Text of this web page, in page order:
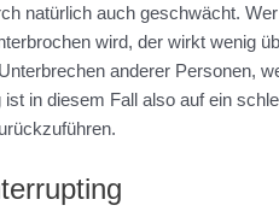
natürlich auch geschwächt.
wird, der wirkt wenig
anderer Personen,
in diesem Fall also auf ein